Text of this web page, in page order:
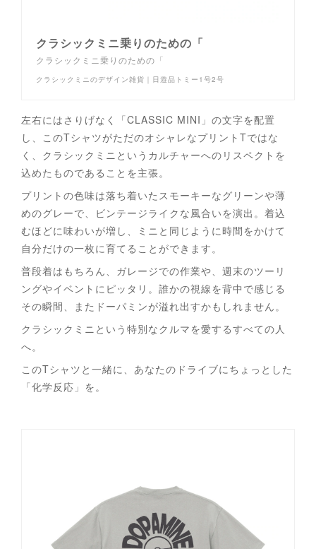
クラシックミニ乗りのための「
クラシックミニ乗りのための「
クラシックミニのデザイン雑貨｜日遊品トミー1号2号
左右にはさりげなく「CLASSIC MINI」の文字を配置
し、このTシャツがただのオシャレなプリントTではな
く、クラシックミニというカルチャーへのリスペクトを
込めたものであることを主張。
プリントの色味は落ち着いたスモーキーなグリーンや薄
めのグレーで、ビンテージライクな風合いを演出。着込
むほどに味わいが増し、ミニと同じように時間をかけて
自分だけの一枚に育てることができます。
普段着はもちろん、ガレージでの作業や、週末のツーリ
ングやイベントにピッタリ。誰かの視線を背中で感じる
その瞬間、またドーパミンが溢れ出すかもしれません。
クラシックミニという特別なクルマを愛するすべての人
へ。
このTシャツと一緒に、あなたのドライブにちょっとした
「化学反応」を。